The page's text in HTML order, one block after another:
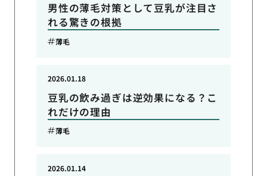
男性の薄毛対策として豆乳が注目さ
れる驚きの根拠
薄毛
豆乳の飲み過ぎは逆効果になる？こ
れだけの理由
2026.01.18
薄毛
2026.01.14